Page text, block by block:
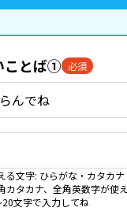
ことば① 必須
る文字: ひらがな・カタカ
カタカナ、全角英数字が使
文字で入力してね